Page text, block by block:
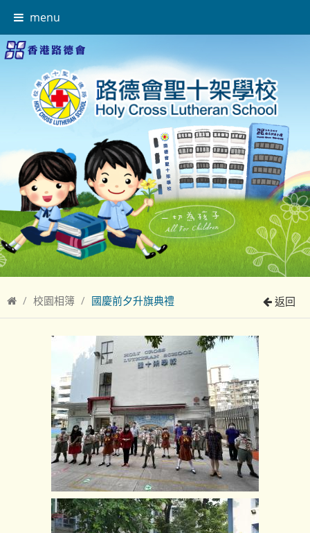
menu
校園相簿 國慶前夕升旗典禮 返回